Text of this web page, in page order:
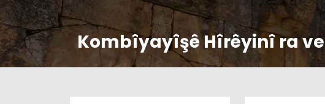
Kombîyayîşê Hîrêyinî ra